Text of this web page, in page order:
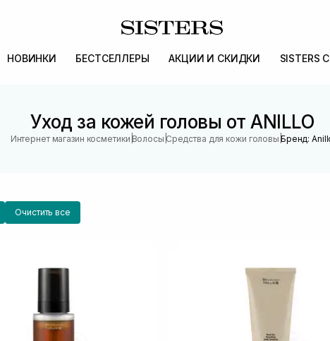
НОВИНКИ БЕСТСЕЛЛЕРЫ АКЦИИ И СКИДКИ SISTERS
Уход за кожей головы от ANILLO
Интернет магазин косметики |Волосы |Средства для кожи головы |Бренд:
Очистить все